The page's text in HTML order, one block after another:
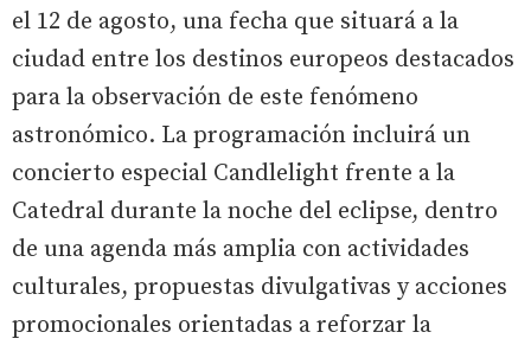
el 12 de agosto, una fecha que situará a la
ciudad entre los destinos europeos destacados
para la observación de este fenómeno
astronómico. La programación incluirá un
concierto especial Candlelight frente a la
Catedral durante la noche del eclipse, dentro
de una agenda más amplia con actividades
culturales, propuestas divulgativas y acciones
promocionales orientadas a reforzar la